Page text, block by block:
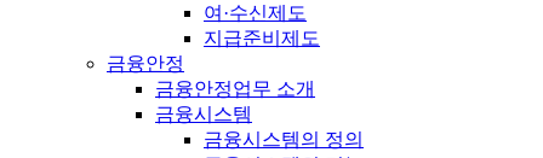
여·수신제도
지급준비제도
금융안정
금융안정업무 소개
금융시스템
금융시스템의 정의